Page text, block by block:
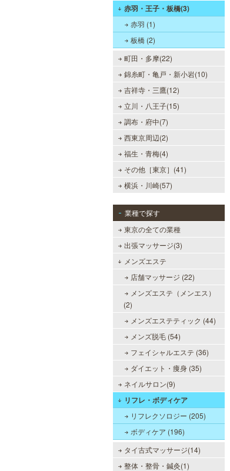
赤羽・王子・板橋(3)
赤羽 (1)
板橋 (2)
町田・多摩(22)
錦糸町・亀戸・新小岩(10)
吉祥寺・三鷹(12)
立川・八王子(15)
調布・府中(7)
西東京周辺(2)
福生・青梅(4)
その他［東京］(41)
横浜・川崎(57)
業種で探す
東京の全ての業種
出張マッサージ(3)
メンズエステ
店舗マッサージ (22)
メンズエステ（メンエス）
(2)
メンズエステティック (44)
メンズ脱毛 (54)
フェイシャルエステ (36)
ダイエット・痩身 (35)
ネイルサロン(9)
リフレ・ボディケア
リフレクソロジー (205)
ボディケア (196)
タイ古式マッサージ(14)
整体・整骨・鍼灸(1)